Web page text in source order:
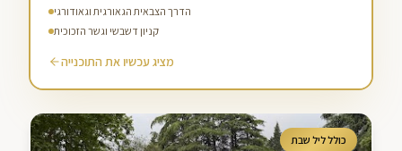
הדרך הצבאית הגאורגית וגאודורגי
קניון דשבשי וגשר הזכוכית
מציג עכשיו את התוכנייה
כולל ליל שבת